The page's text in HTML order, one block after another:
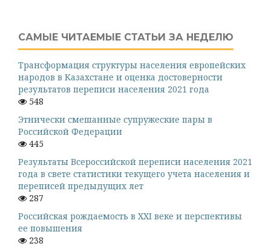
САМЫЕ ЧИТАЕМЫЕ СТАТЬИ ЗА НЕДЕЛЮ
Трансформация структуры населения европейских
народов в Казахстане и оценка достоверности
результатов переписи населения 2021 года
548
Этнически смешанные супружеские пары в
Российской Федерации
445
Результаты Всероссийской переписи населения 2021
года в свете статистики текущего учета населения и
переписей предыдущих лет
287
Российская рождаемость в XXI веке и перспективы
ее повышения
238